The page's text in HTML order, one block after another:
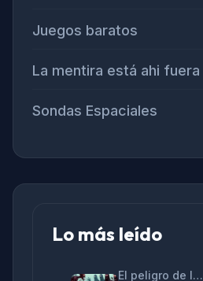
Juegos baratos
La mentira está ahi fuera
Sondas Espaciales
Lo más leído
El peligro de las «alucinaciones» y el CV prefabricado